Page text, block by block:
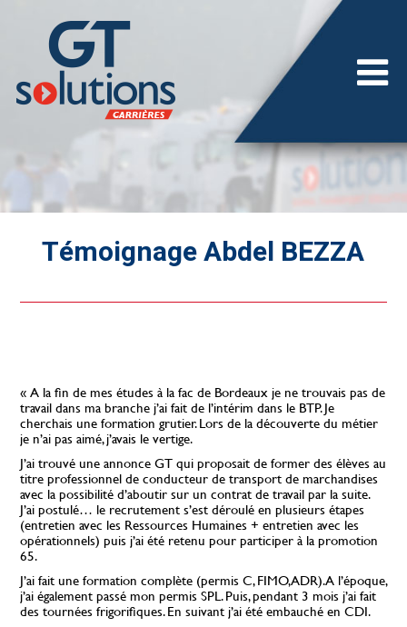
Témoignage Abdel BEZZA
« A la fin de mes études à la fac de Bordeaux je ne trouvais pas de
travail dans ma branche j’ai fait de l’intérim dans le BTP. Je
cherchais une formation grutier. Lors de la découverte du métier
je n’ai pas aimé, j’avais le vertige.
J’ai trouvé une annonce GT qui proposait de former des élèves au
titre professionnel de conducteur de transport de marchandises
avec la possibilité d’aboutir sur un contrat de travail par la suite.
J’ai postulé… le recrutement s’est déroulé en plusieurs étapes
(entretien avec les Ressources Humaines + entretien avec les
opérationnels) puis j’ai été retenu pour participer à la promotion
65.
J’ai fait une formation complète (permis C, FIMO, ADR). A l’époque,
j’ai également passé mon permis SPL. Puis, pendant 3 mois j’ai fait
des tournées frigorifiques. En suivant j’ai été embauché en CDI.